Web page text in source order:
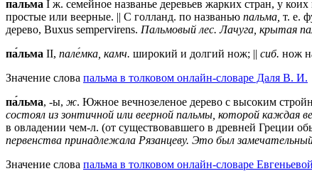
па́льма I ж. семейное названье деревьев жарких стран, у
простые или веерные. || С голланд. по названью пальма, т. е.
дерево, Buxus sempervirens. Пальмовый лес. Лачуга, крытая
па́льма II, пале́мка, камч. широкий и долгий нож; || сиб. нож
Значение слова пальма в толковом онлайн-словаре Даля В. И.
па́льма, -ы, ж. Южное вечнозеленое дерево с высоким
состоял из зонтичной или веерной пальмы, которой каждая
в овладении чем-л. (от существовавшего в древней Греции
первенства принадлежала Рязанцеву. Это был
Значение слова пальма в толковом онлайн-словаре